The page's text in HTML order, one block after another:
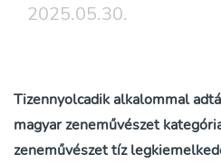
2025.05.30.
Tizennyolcadik alkalommal
magyar zeneművészet
zeneművészet tíz